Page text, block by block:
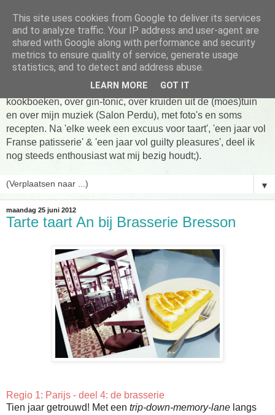
Tarte taart An
Tien jaar Tarte taart An! Niet altijd online, wel vaak te vinden
in de keuken! Om te koken, om te eten en om verhalen te
delen. Over Franse patisserie, over koken uit favoriete
kookboeken, over gin-tonic, over kruiden uit de (moes)tuin
en over mijn muziek (Salon Perdu), met foto's en soms
recepten. Na 'elke week een excuus voor taart', 'een jaar vol
Franse patisserie' & 'een jaar vol guilty pleasures', deel ik
nog steeds enthousiast wat mij bezig houdt;).
▼
maandag 25 juni 2012
Tarte taart An bij Brasserie Bresson
Regio 1: Parijs - deel 4: de brasserie
Tien jaar getrouwd! Met een trip-down-memory-lane langs
This site uses cookies from Google to deliver its services
and to analyze traffic. Your IP address and user-agent are
shared with Google along with performance and security
metrics to ensure quality of service, generate usage
statistics, and to detect and address abuse.
LEARN MORE GOT IT